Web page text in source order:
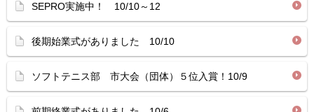
SEPRO実施中！ 10/10～12
後期始業式がありました 10/10
ソフトテニス部 市大会（団体）５位入賞！10/9